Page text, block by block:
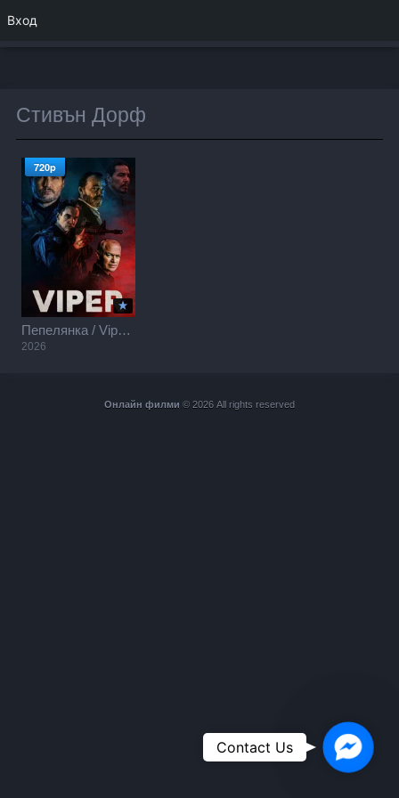
Стивън Дорф
Пепелянка / Viper (2026)
2026
720p
Онлайн филми © 2026 All rights reserved
Вход
Contact Us